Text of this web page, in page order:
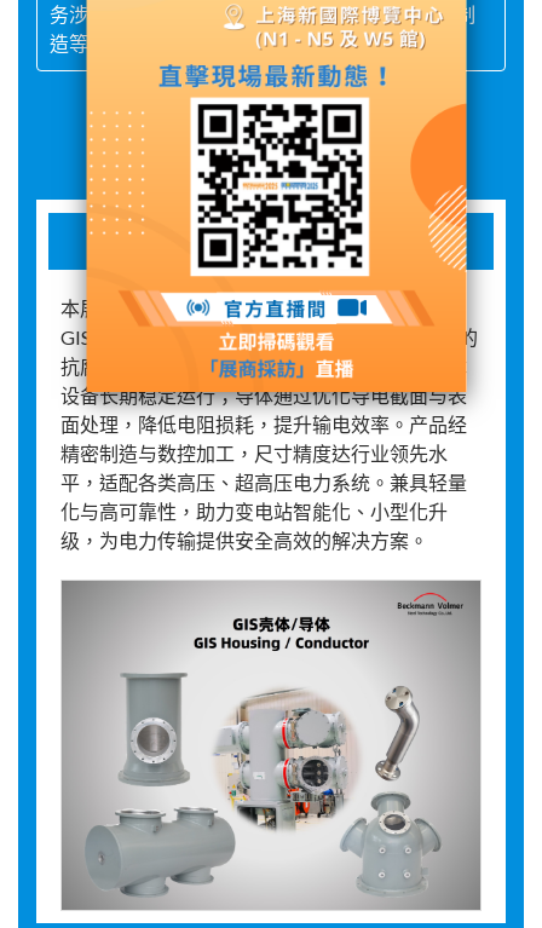
务涉及电工电力，风电，海工，压力容器及机械制
造等行业。
展品詳情
铝合金-GIS壳体/导体
本展品采用高强度铝合金材质，专为电力行业
GIS（气体绝缘开关设备）设计。壳体具备优异的
抗腐蚀性能与机械强度，可适应复杂工况，保障
设备长期稳定运行；导体通过优化导电截面与表
面处理，降低电阻损耗，提升输电效率。产品经
精密制造与数控加工，尺寸精度达行业领先水
平，适配各类高压、超高压电力系统。兼具轻量
化与高可靠性，助力变电站智能化、小型化升
级，为电力传输提供安全高效的解决方案。